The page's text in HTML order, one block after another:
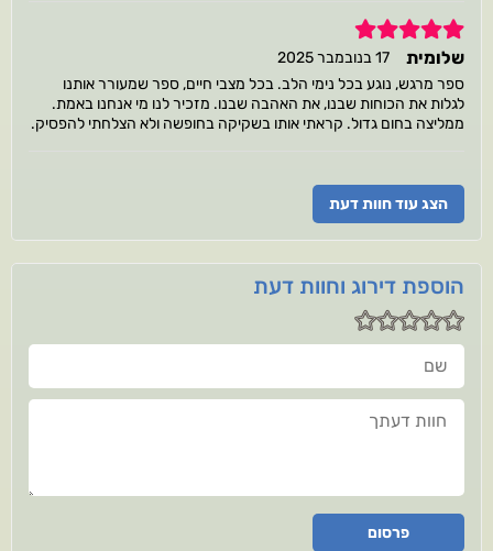
5
שלומית
17 בנובמבר 2025
ספר מרגש, נוגע בכל נימי הלב. בכל מצבי חיים, ספר שמעורר אותנו
לגלות את הכוחות שבנו, את האהבה שבנו. מזכיר לנו מי אנחנו באמת.
ממליצה בחום גדול. קראתי אותו בשקיקה בחופשה ולא הצלחתי להפסיק.
הצג עוד חוות דעת
הוספת דירוג וחוות דעת
שם
חוות דעתך
פרסום